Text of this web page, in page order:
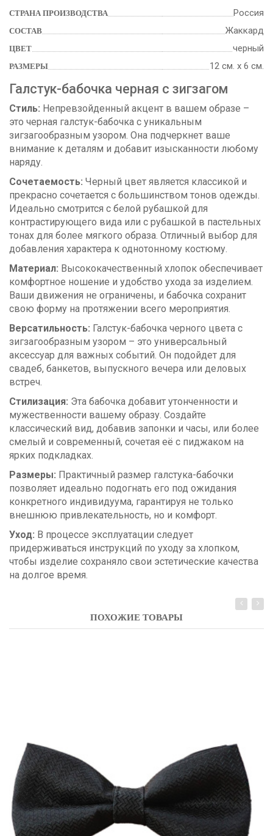
СТРАНА ПРОИЗВОДСТВА Россия
СОСТАВ Жаккард
ЦВЕТ черный
РАЗМЕРЫ 12 см. х 6 см.
Галстук-бабочка черная с зигзагом
Стиль: Непревзойденный акцент в вашем образе –
это черная галстук-бабочка с уникальным
зигзагообразным узором. Она подчеркнет ваше
внимание к деталям и добавит изысканности любому
наряду.
Сочетаемость: Черный цвет является классикой и
прекрасно сочетается с большинством тонов одежды.
Идеально смотрится с белой рубашкой для
контрастирующего вида или с рубашкой в пастельных
тонах для более мягкого образа. Отличный выбор для
добавления характера к однотонному костюму.
Материал: Высококачественный хлопок обеспечивает
комфортное ношение и удобство ухода за изделием.
Ваши движения не ограничены, и бабочка сохранит
свою форму на протяжении всего мероприятия.
Версатильность: Галстук-бабочка черного цвета с
зигзагообразным узором – это универсальный
аксессуар для важных событий. Он подойдет для
свадеб, банкетов, выпускного вечера или деловых
встреч.
Стилизация: Эта бабочка добавит утонченности и
мужественности вашему образу. Создайте
классический вид, добавив запонки и часы, или более
смелый и современный, сочетая её с пиджаком на
ярких подкладках.
Размеры: Практичный размер галстука-бабочки
позволяет идеально подогнать его под ожидания
конкретного индивидуума, гарантируя не только
внешнюю привлекательность, но и комфорт.
Уход: В процессе эксплуатации следует
придерживаться инструкций по уходу за хлопком,
чтобы изделие сохраняло свои эстетические качества
на долгое время.
ПОХОЖИЕ ТОВАРЫ